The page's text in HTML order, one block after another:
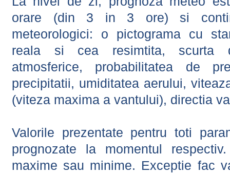
orare (din 3 in 3 ore) si
meteorologici: o pictograma cu
reala si cea resimtita, scurta
atmosferice, probabilitatea de
precipitatii, umiditatea aerului,
(viteza maxima a vantului), directia
Valorile prezentate pentru toti
prognozate la momentul
maxime sau minime. Exceptie fac